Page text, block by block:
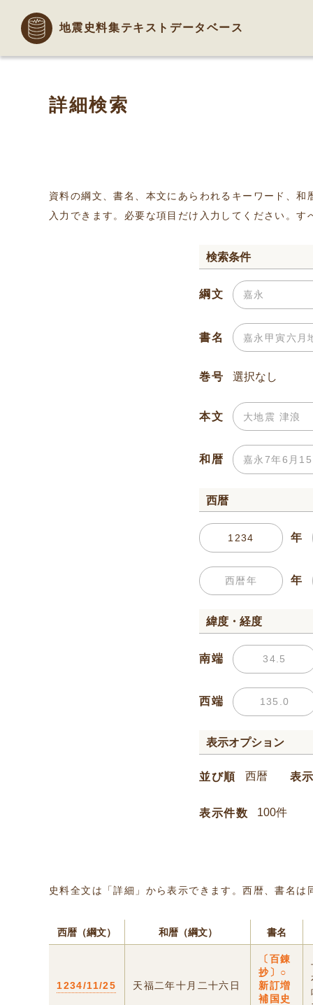
地震史料集テキストデータベース
詳細検索
資料の綱文、書名、本文にあらわれるキーワード、
入力できます。必要な項目だけ入力してください。
検索条件
綱文
書名
巻号
本文
和暦
西暦
年
年
緯度・経度
南端
西端
表示オプション
並び順 表
表示件数
史料全文は「詳細」から表示できます。西暦、書名
西暦（綱文） 和暦（綱文） 書名
1234/11/25 天福二年十月二十六日
〔百錬
抄〕○
新訂増
補国史